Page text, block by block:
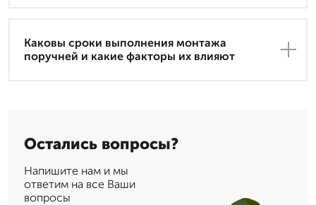
Каковы сроки выполнения монтажа
поручней и какие факторы их влияют
Остались вопросы?
Напишите нам и мы
ответим на все Ваши
вопросы